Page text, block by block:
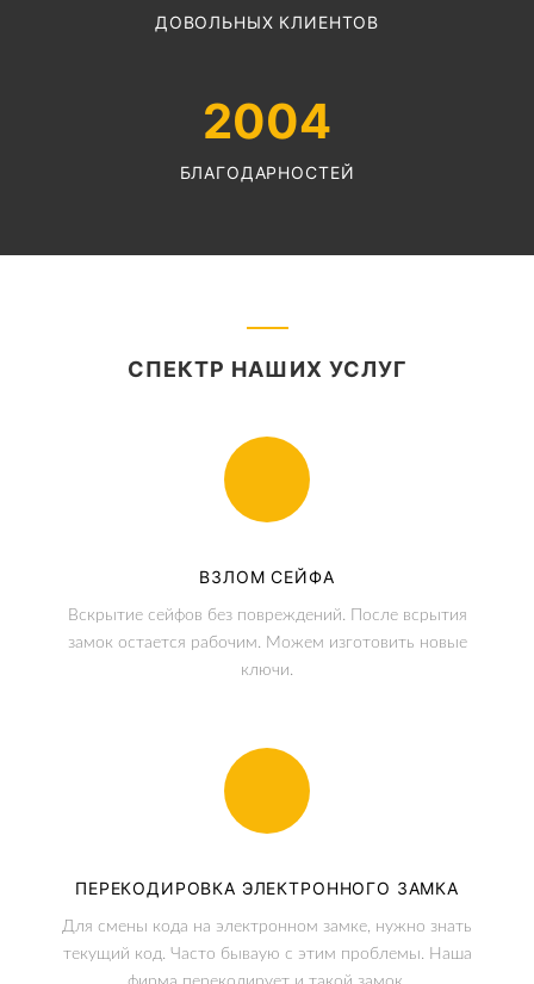
ДОВОЛЬНЫХ КЛИЕНТОВ
2004
БЛАГОДАРНОСТЕЙ
СПЕКТР НАШИХ УСЛУГ
ВЗЛОМ СЕЙФА
Вскрытие сейфов без повреждений. После всрытия
замок остается рабочим. Можем изготовить новые
ключи.
ПЕРЕКОДИРОВКА ЭЛЕКТРОННОГО ЗАМКА
Для смены кода на электронном замке, нужно знать
текущий код. Часто бываую с этим проблемы. Наша